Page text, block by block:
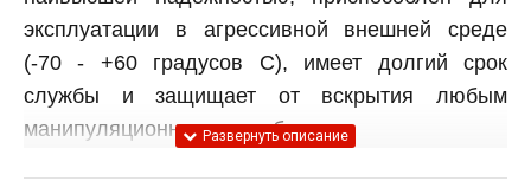
эксплуатации в агрессивной внешней среде
(-70 - +60 градусов C), имеет долгий срок
службы и защищает от вскрытия любым
манипуляционным способом.
ОСНОВНЫЕ ОТЛИЧИЯ ГАРАНТ БЛОК ПРО